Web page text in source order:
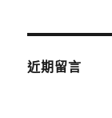
近期留言